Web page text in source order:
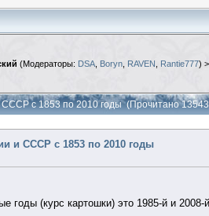
(Модераторы: DSA Boryn RAVEN Rantie777)
с 1853 по 2010 годы (Прочитано
и СССР с 1853 по 2010 годы
годы (курс картошки) это 1985-й и 2008-